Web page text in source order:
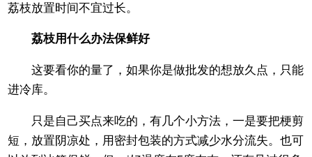
荔枝放置时间不宜过长。
荔枝用什么办法保鲜好
这要看你的量了，如果你是做批发的想放久点，只能
进冷库。
只是自己买点来吃的，有几个小方法，一是要把梗剪
短，放置阴凉处，用密封包装的方式减少水分流失。也可